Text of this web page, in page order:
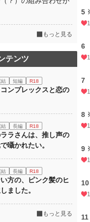
5
6
7
8
9
10
11
もっと見る
テンツ
結 短編 R18
ンプレックスと恋の
結 長編 R18
ラさんは、推し声の
囁かれたい。
結 長編 R18
方の、ピンク髪のヒ
ました。
もっと見る